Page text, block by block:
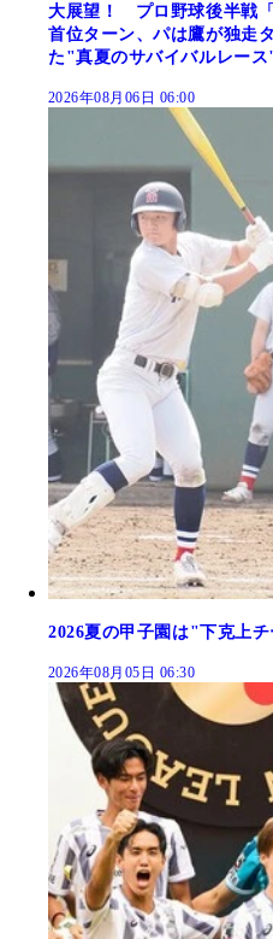
大展望！ プロ野球後半戦
首位ターン、パは鷹が独走
た"真夏のサバイバルレース
2026年08月06日 06:00
2026夏の甲子園は"下克上
2026年08月05日 06:30